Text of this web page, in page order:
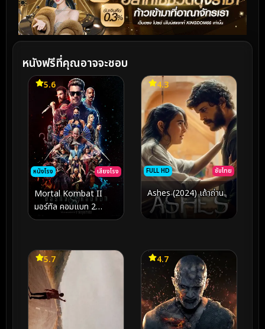
หนังฟรีที่คุณอาจจะชอบ
หนังโรง เสียงโรง
5.6
Mortal Kombat II
มอร์ทัล คอมแบท 2
(2026)
FULL HD ซับไทย
4.3
Ashes (2024) เถ้าถ่าน
5.7 4.7